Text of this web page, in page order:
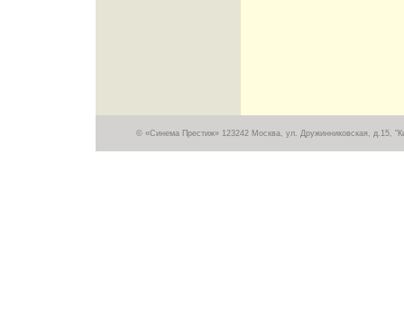
© «Синема Престиж» 123242 Москва, ул. Дружинниковская, д.15,